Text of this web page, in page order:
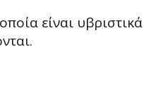
είναι